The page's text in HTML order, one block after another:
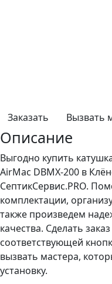
Заказать Вызвать
Описание
Выгодно купить
AirMac DBMX-200 в
СептикСервис.PRO.
комплектации,
также произведем
качества. Сделать
соответствующей
вызвать мастера,
установку.